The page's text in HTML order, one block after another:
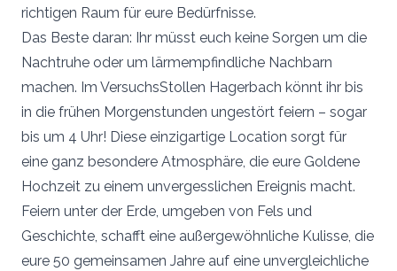
richtigen Raum für eure Bedürfnisse.
Das Beste daran: Ihr müsst euch keine Sorgen um die
Nachtruhe oder um lärmempfindliche Nachbarn
machen. Im VersuchsStollen Hagerbach könnt ihr bis
in die frühen Morgenstunden ungestört feiern – sogar
bis um 4 Uhr! Diese einzigartige Location sorgt für
eine ganz besondere Atmosphäre, die eure Goldene
Hochzeit zu einem unvergesslichen Ereignis macht.
Feiern unter der Erde, umgeben von Fels und
Geschichte, schafft eine außergewöhnliche Kulisse, die
eure 50 gemeinsamen Jahre auf eine unvergleichliche